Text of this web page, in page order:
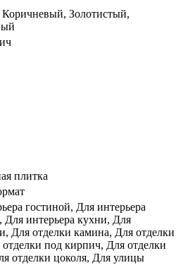
Золотистый,
плитка
гостиной, Для интерьера
Для интерьера кухни, Для
Для отделки камина, Для отделки
под кирпич, Для отделки
отделки цоколя, Для улицы